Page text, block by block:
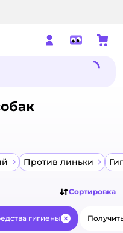
Против линьки
Сортировка
гигиены Закрыть